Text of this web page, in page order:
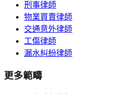
刑事律師
物業買賣律師
交通意外律師
工傷律師
漏水糾紛律師
更多範疇